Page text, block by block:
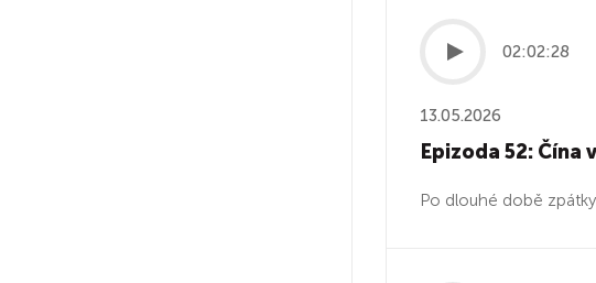
02:02:28
13.05.2026
Epizoda 52:
Po dlouhé době